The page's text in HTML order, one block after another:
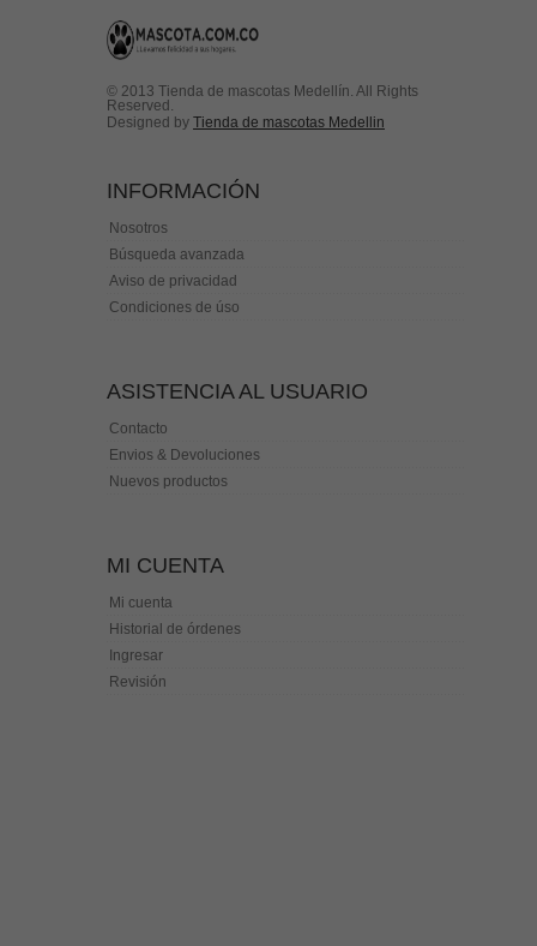
© 2013 Tienda de mascotas Medellín. All Rights
Reserved.
Designed by Tienda de mascotas Medellin
INFORMACIÓN
Nosotros
Búsqueda avanzada
Aviso de privacidad
Condiciones de úso
ASISTENCIA AL USUARIO
Contacto
Envios & Devoluciones
Nuevos productos
MI CUENTA
Mi cuenta
Historial de órdenes
Ingresar
Revisión